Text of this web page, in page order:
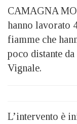
CAMAGNA
hanno lavorato
fiamme che
poco distante da
Vignale.
L’intervento è